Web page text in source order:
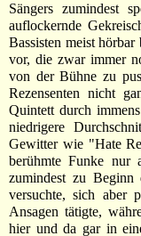
Sängers zumindest
auflockernde
Bassisten meist
vor, die zwar immer
von der Bühne zu
Rezensenten nicht
Quintett durch
niedrigere
Gewitter wie "Hate
berühmte Funke nur
zumindest zu Beginn
versuchte, sich aber
Ansagen tätigte,
hier und da gar in